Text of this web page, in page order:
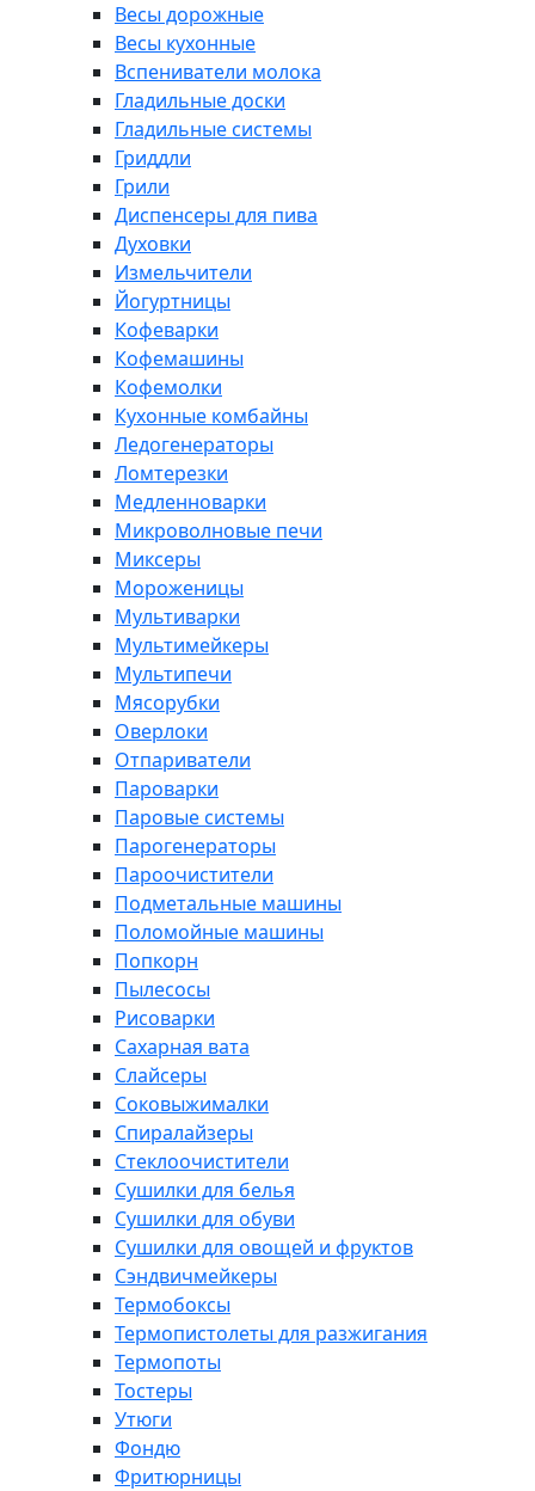
Весы дорожные
Весы кухонные
Вспениватели молока
Гладильные доски
Гладильные системы
Гриддли
Грили
Диспенсеры для пива
Духовки
Измельчители
Йогуртницы
Кофеварки
Кофемашины
Кофемолки
Кухонные комбайны
Ледогенераторы
Ломтерезки
Медленноварки
Микроволновые печи
Миксеры
Мороженицы
Мультиварки
Мультимейкеры
Мультипечи
Мясорубки
Оверлоки
Отпариватели
Пароварки
Паровые системы
Парогенераторы
Пароочистители
Подметальные машины
Поломойные машины
Попкорн
Пылесосы
Рисоварки
Сахарная вата
Слайсеры
Соковыжималки
Спиралайзеры
Стеклоочистители
Сушилки для белья
Сушилки для обуви
Сушилки для овощей и фруктов
Сэндвичмейкеры
Термобоксы
Термопистолеты для разжигания
Термопоты
Тостеры
Утюги
Фондю
Фритюрницы